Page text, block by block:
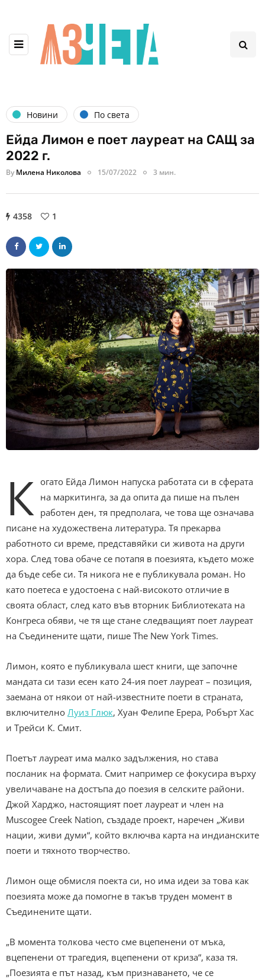
Новини По света
Eйда Лимон е поет лауреат на САЩ за
2022 г.
By Милена Николова 15/07/2022 3 мин.
4358 1
К огато Ейда Лимон напуска работата си в сферата
на маркитинга, за да опита да пише на пълен
работен ден, тя предполага, че това ще означава
писане на художествена литература. Тя прекарва
работното си време, представяйки си живота на други
хора. След това обаче се потапя в поезията, където може
да бъде себе си. Тя никога не е публикувала роман. Но
като поетеса е удостоена с най-високото отличие в
своята област, след като във вторник Библиотеката на
Конгреса обяви, че тя ще стане следващият поет лауреат
на Съединените щати, пише The New York Times.
Лимон, която е публикувала шест книги, ще започне
мандата си тази есен като 24-ия поет лауреат – позиция,
заемана от някои от най-известните поети в страната,
включително Луиз Глюк, Хуан Фелипе Ерера, Робърт Хас
и Трейси К. Смит.
Поетът лауреат има малко задължения, но става
посланик на формата. Смит например се фокусира върху
увеличаване на достъпа до поезия в селските райони.
Джой Харджо, настоящият поет лауреат и член на
Muscogee Creek Nation, създаде проект, наречен „Живи
нации, живи думи“, който включва карта на индианските
поети и тяхното творчество.
Лимон още обмисля поекта си, но има идеи за това как
поезията може да помогне в такъв труден момент в
Съединените щати.
„В момента толкова често сме вцепенени от мъка,
вцепенени от трагедия, вцепенени от криза“, каза тя.
„Поезията е път назад, към признаването, че се